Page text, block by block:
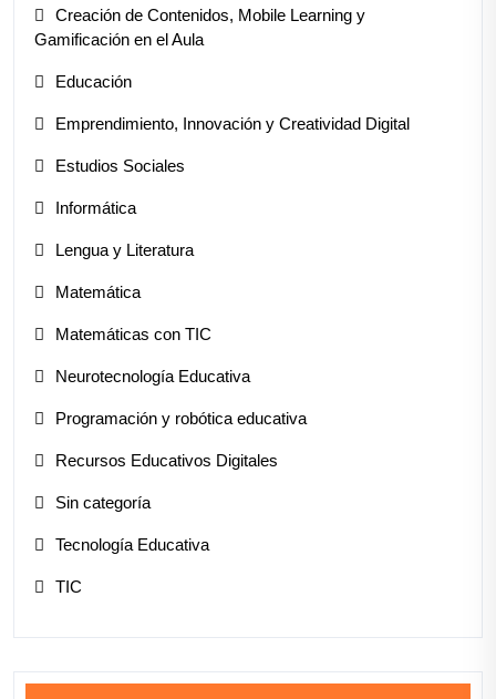
Creación de Contenidos, Mobile Learning y
Gamificación en el Aula
Educación
Emprendimiento, Innovación y Creatividad Digital
Estudios Sociales
Informática
Lengua y Literatura
Matemática
Matemáticas con TIC
Neurotecnología Educativa
Programación y robótica educativa
Recursos Educativos Digitales
Sin categoría
Tecnología Educativa
TIC